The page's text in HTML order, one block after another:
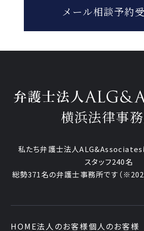
メール相談予約
横浜法律事
私たち弁護士法人ALG&Associates
スタッフ240名
総勢371名の弁護士事務所です （
HOME法人のお客様個人のお客様